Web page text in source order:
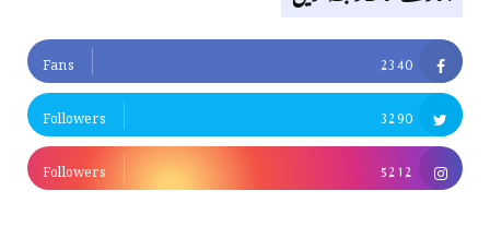
2340
Fans
3290
Followers
5212
Followers